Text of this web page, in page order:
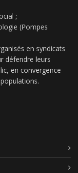
;
(Pompes
en syndicats
défendre leurs
en convergence